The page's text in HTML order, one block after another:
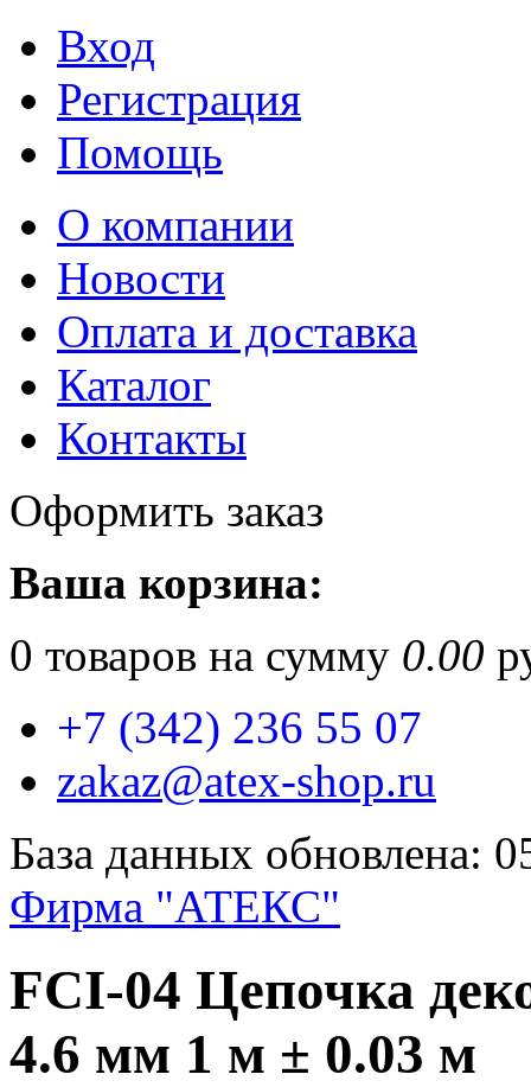
Вход
Регистрация
Помощь
О компании
Новости
Оплата и доставка
Каталог
Контакты
Оформить заказ
Ваша корзина:
0 товаров на сумму 0.00
+7 (342) 236 55 07
zakaz@atex-shop.ru
База данных обновлена:
Фирма "АТЕКС"
FCI-04 Цепочка
4.6 мм 1 м ± 0.03 м